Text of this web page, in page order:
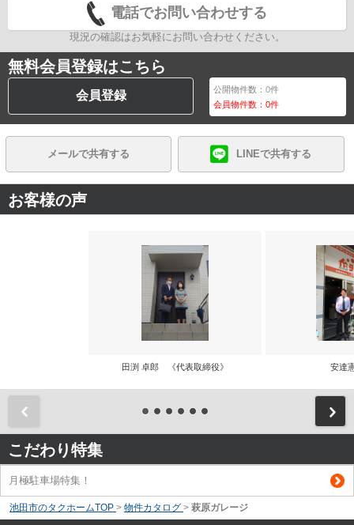
電話でお問い合わせする
現況の確認はお気軽にお問い合わせください。
無料会員登録はこちら
会員登録 公開物件数：0件
会員物件数：0件
メールで共有する LINEで共有する
お客様の声
田渕 卓郎 《代表取締役》 安達
こだわり特集
月極駐車場特集！
池田市のタクホームTOP > 物件カタログ > 萩原ガレージ